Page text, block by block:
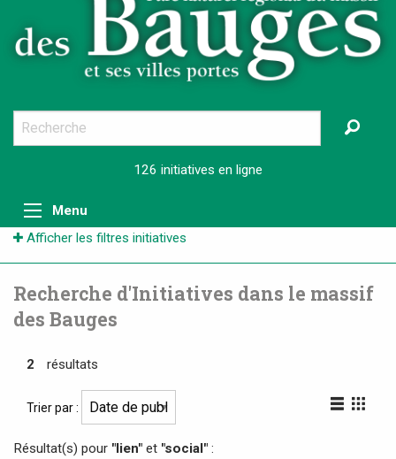
126 initiatives en ligne
Menu
Afficher les filtres initiatives
Recherche d'Initiatives dans le massif
des Bauges
2 résultats
Trier par :
Résultat(s) pour "lien" et "social" :